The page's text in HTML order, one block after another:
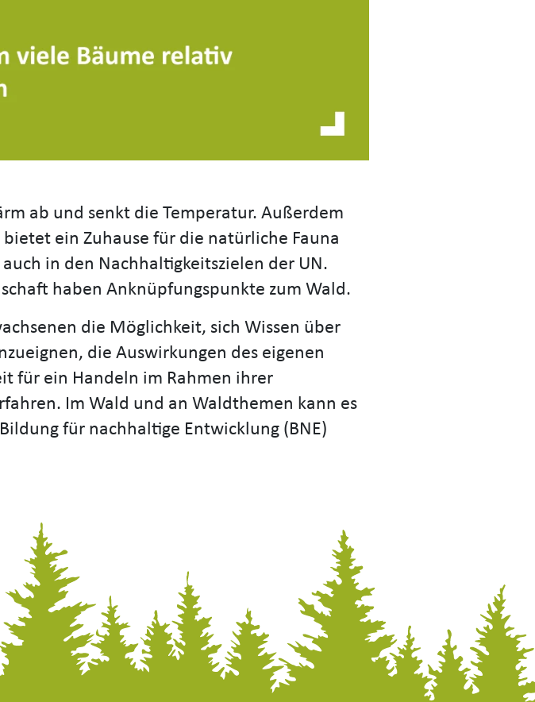
ab und senkt die Temperatur. Außerdem
ein Zuhause für die natürliche Fauna
in den Nachhaltigkeitszielen der UN.
haben Anknüpfungspunkte zum Wald.
die Möglichkeit, sich Wissen über
die Auswirkungen des eigenen
für ein Handeln im Rahmen ihrer
Im Wald und an Waldthemen kann es
für nachhaltige Entwicklung (BNE)